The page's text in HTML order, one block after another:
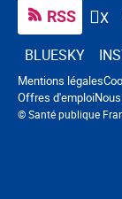
RSS X
BLUESKY
© Santé publique
Navigation pied de
Mentions légales
Offres d'emploi